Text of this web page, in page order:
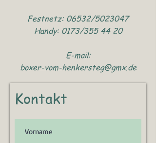
Festnetz: 06532/5023047
Handy: 0173/355 44 20
E-mail:
boxer-vom-henkersteg@gmx.de
Kontakt